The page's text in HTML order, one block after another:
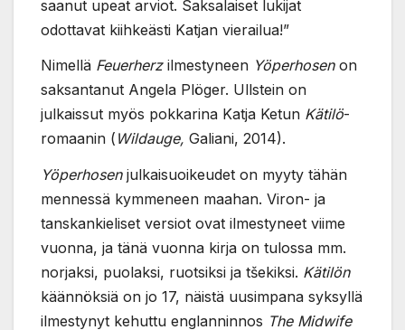
saanut upeat arviot. Saksalaiset lukijat
odottavat kiihkeästi Katjan vierailua!”
Nimellä Feuerherz ilmestyneen Yöperhosenon
saksantanut Angela Plöger. Ullstein on
julkaissut myös pokkarina Katja Ketun Kätilö-
romaanin ( Wildauge, Galiani, 2014).
Yöperhosen julkaisuoikeudet on myyty tähän
mennessä kymmeneen maahan. Viron- ja
tanskankieliset versiot ovat ilmestyneet viime
vuonna, ja tänä vuonna kirja on tulossa mm.
norjaksi, puolaksi, ruotsiksi ja tšekiksi. Kätilön
käännöksiä on jo 17, näistä uusimpana syksyllä
ilmestynyt kehuttu englanninnos The Midwife